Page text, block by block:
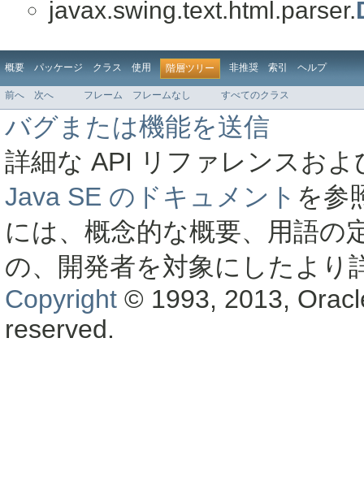
javax.swing.text.html.parser.
概要 パッケージ クラス 使用 階層ツリー 非推奨 索引 ヘルプ
前へ 次へ フレーム フレームなし すべてのクラス
バグまたは機能を送信
詳細な API リファレンスお
Java SE のドキュメント を参
には、概念的な概要、用語の
の、開発者を対象にしたより
Copyright © 1993, 2013,
reserved.